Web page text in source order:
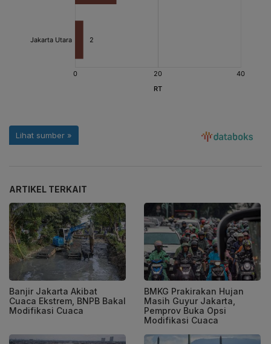
ARTIKEL TERKAIT
Banjir Jakarta Akibat
Cuaca Ekstrem, BNPB Bakal
Modifikasi Cuaca
BMKG Prakirakan Hujan
Masih Guyur Jakarta,
Pemprov Buka Opsi
Modifikasi Cuaca